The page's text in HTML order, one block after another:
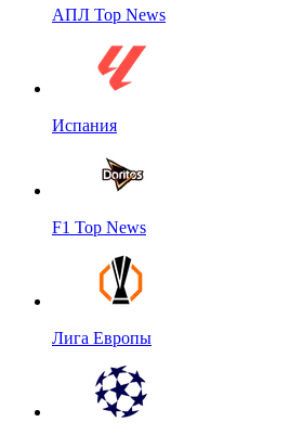
АПЛ Top News
Испания
F1 Top News
Лига Европы